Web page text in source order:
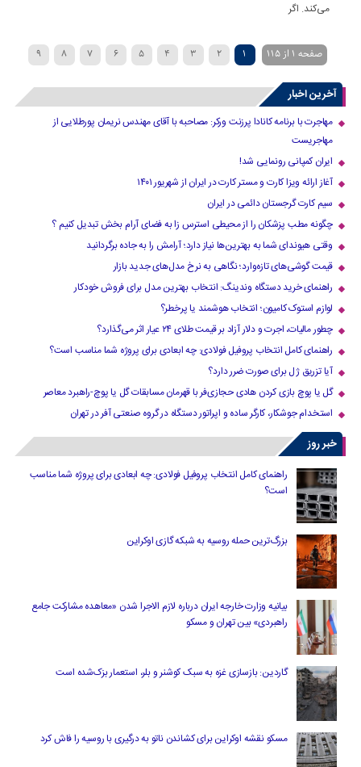
می‌کند. اگر
صفحه 1 از 115 1
2
3
4
5
6
7
8
9
10
›
20
30
40
...
» آخرین اخبار
مهاجرت با برنامه کانادا پرزنت ورکر: مصاحبه با آقای مهندس نریمان پورطلایی از
مهاجریست
ایران کمپانی رونمایی شد!
آغاز ارائه ویزا کارت و مستر کارت در ایران از شهریور ۱۴۰۱
سیم کارت گرجستان دائمی در ایران
چگونه مطب پزشکان را از محیطی استرس زا به فضای آرام بخش تبدیل کنیم ؟
وقتی هیوندای شما به بهترین‌ها نیاز دارد؛ آرامش را به جاده برگردانید
قیمت گوشی‌های تازه‌وارد؛ نگاهی به نرخ مدل‌های جدید بازار
راهنمای خرید دستگاه وندینگ: انتخاب بهترین مدل برای فروش خودکار
لوازم استوک کامیون؛ انتخاب هوشمند یا پرخطر؟
چطور مالیات، اجرت و دلار آزاد بر قیمت طلای ۲۴ عیار اثر می‌گذارد؟
راهنمای کامل انتخاب پروفیل فولادی: چه ابعادی برای پروژه شما مناسب است؟
آیا تزریق ژل برای صورت ضرر دارد​؟
گل یا پوچ بازی کردن هادی حجازی‌فر با قهرمان مسابقات گل یا پوچ-راهبرد معاصر
استخدام جوشکار، کارگر ساده و اپراتور دستگاه در گروه صنعتی آفر در تهران
خبر روز
راهنمای کامل انتخاب پروفیل فولادی: چه ابعادی برای پروژه شما مناسب
است؟
بزرگ‌ترین حمله روسیه به شبکه گازی اوکراین
بیانیه وزارت خارجه ایران درباره لازم‌ الاجرا شدن «معاهده مشارکت جامع
راهبردی» بین تهران و مسکو
گاردین: بازسازی غزه به سبک کوشنر و بلر، استعمار بزک‌شده است
مسکو نقشه اوکراین برای کشاندن ناتو به درگیری با روسیه را فاش کرد